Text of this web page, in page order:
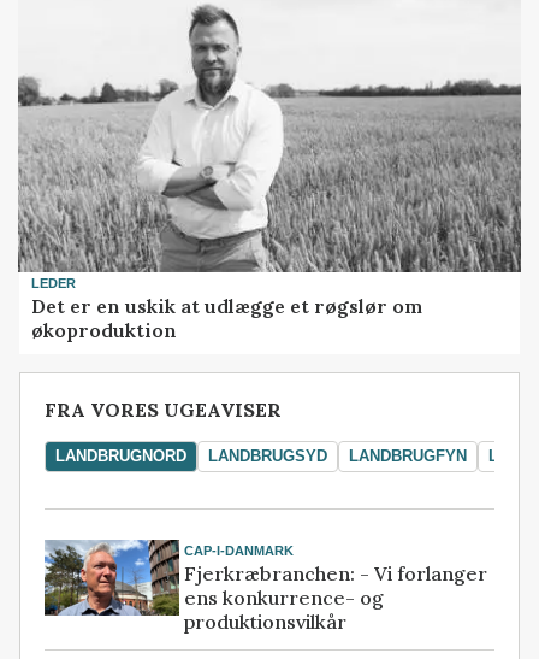
LEDER
Det er en uskik at udlægge et røgslør om
økoproduktion
FRA VORES UGEAVISER
LANDBRUGNORD LANDBRUGSYD LANDBRUGFYN
CAP-I-DANMARK
Fjerkræbranchen: - Vi forlanger
ens konkurrence- og
produktionsvilkår